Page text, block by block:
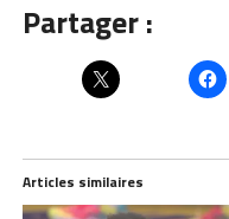
Partager :
Articles similaires